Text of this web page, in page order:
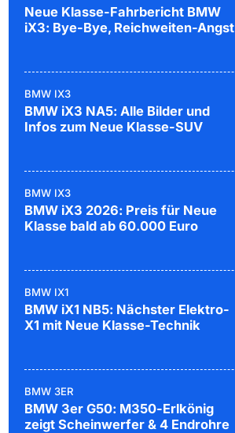
Neue Klasse-Fahrbericht BMW
iX3: Bye-Bye, Reichweiten-Angst
BMW IX3
BMW iX3 NA5: Alle Bilder und
Infos zum Neue Klasse-SUV
BMW IX3
BMW iX3 2026: Preis für Neue
Klasse bald ab 60.000 Euro
BMW IX1
BMW iX1 NB5: Nächster Elektro-
X1 mit Neue Klasse-Technik
BMW 3ER
BMW 3er G50: M350-Erlkönig
zeigt Scheinwerfer & 4 Endrohre